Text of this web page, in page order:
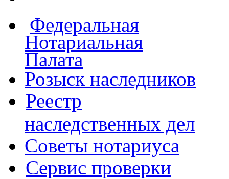
Федеральная
Нотариальная
Палата
Розыск наследников
Реестр
наследственных дел
Советы нотариуса
Сервис проверки